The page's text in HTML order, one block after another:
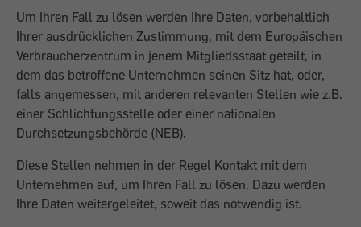
Um Ihren Fall zu lösen werden Ihre Daten, vorbehaltlich
Ihrer ausdrücklichen Zustimmung, mit dem Europäischen
Verbraucherzentrum in jenem Mitgliedsstaat geteilt, in
dem das betroffene Unternehmen seinen Sitz hat, oder,
falls angemessen, mit anderen relevanten Stellen wie z.B.
einer Schlichtungsstelle oder einer nationalen
Durchsetzungsbehörde (NEB).
Diese Stellen nehmen in der Regel Kontakt mit dem
Unternehmen auf, um Ihren Fall zu lösen. Dazu werden
Ihre Daten weitergeleitet, soweit das notwendig ist.